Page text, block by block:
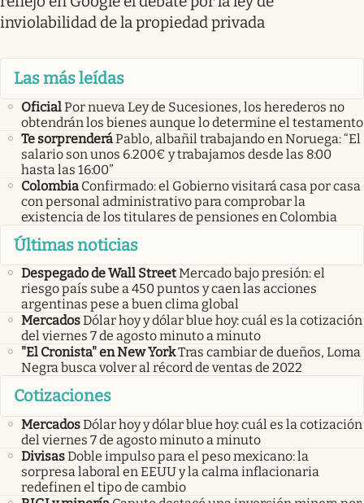
inviolabilidad de la propiedad privada
Las más leídas
OficialPor nueva Ley de Sucesiones, los herederos no
obtendrán los bienes aunque lo determine el testamento
Te sorprenderáPablo, albañil trabajando en Noruega: “El
salario son unos 6.200€ y trabajamos desde las 8:00
hasta las 16:00”
Colombia Confirmado: el Gobierno visitará casa por casa
con personal administrativo para comprobar la
existencia de los titulares de pensiones en Colombia
Últimas noticias
Despegado de Wall StreetMercado bajo presión: el
riesgo país sube a 450 puntos y caen las acciones
argentinas pese a buen clima global
MercadosDólar hoy y dólar blue hoy: cuál es la cotización
del viernes 7 de agosto minuto a minuto
"El Cronista" en New YorkTras cambiar de dueños, Loma
Negra busca volver al récord de ventas de 2022
Cotizaciones
MercadosDólar hoy y dólar blue hoy: cuál es la cotización
del viernes 7 de agosto minuto a minuto
DivisasDoble impulso para el peso mexicano: la
sorpresa laboral en EEUU y la calma inflacionaria
redefinen el tipo de cambio